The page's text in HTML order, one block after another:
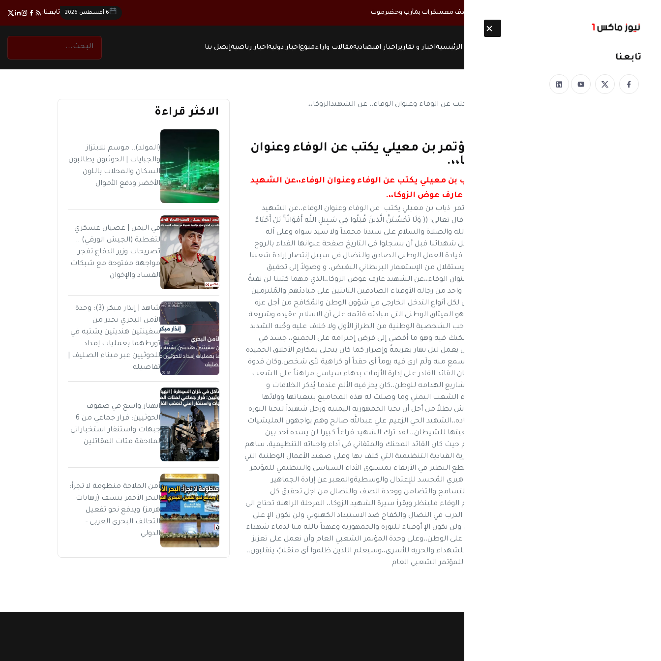
6 أغسطس 2026 تابعنا:
الرئيسيةاخبار و تقاريراخبار اقتصاديةمقالات واراءمنوعاخبار دوليةاخبار رياضيةإتصل بنا
تابعنا
عضوا الهيئة الوزارية للمؤتمر بن معيلي يكتب عن الوفاء وعنوان
الوفاء،، عن الشهيدالزوكا،،.
عضوا الهيئة الوزارية للمؤتمر ذياب بن معيلي يكتب عن الوفاء وعنوان الوفاء،،عن الشهيد
عارف عوض الزوكا،،.
نيوز ماكس ون/ عضوا الهيئة الوزارية للمؤتمر ذياب بن معيلي يكتب عن الوفاء وعنوان الوفاء،،عن الشهيد
عارف عوض الزوكا،، بسم الله الرحمن الرحيم قال تعالى: (( وَلَا تَحْسَُبَنَّ الَّذِينَ قُتِلُوا فِي سَبِيلِ اللَّهِ أَمْوَاتًا ۚ بَلْ أَحْيَاءٌ
عِندَ رَبِّهِمْ يُرْزَقُون )) صدق الله العظيم الحمدلله والصلاة والسلام على سيدنا محمداً ولا سيد سواه وعلى آله
الطيبين الطاهرين وأصحابه أجمعين،، لم يرحل شهدائنا قبل أن يسجلوا في التاريخ صفحة عنوانها الفداء بالروح
وبالدم،،خطوا سطورها بحياةًُ حافلة بتوليهم قيادة العمل الوطني الصادق والنضال في سبيل إنتصار إرادة شعبنا
في الحرية والإنعتاق من الإستبداد الإمامي والإستقلال من الإستعمار البريطاني البغيض، و وصولاً إلى تحقيق
الوحدة اليمنية الخالدة،، نتحدث عن الوفاء وعنوان الوفاء،،عن الشهيد عارف عوض الزوكا،،الذي مهما كتبنا لن نفيةُ
حقة في هذا المقال أو غيره،،لقد خسر الوطن واحد من رجاله الأوفياء الصادقين الثابتين على مبادئهم والمُلتزمين
بقضايا الوطن و السيادة والإستقلال الرافض لكل أنواع التدخل الخارجي في شؤون الوطن والمُكافح من أجل عزة
الشعب وكرامته.،فشعاره الفكري والنظري هو الميثاق الوطني التي مبادئه قائمه على أن الاسلام عقيده وشريعة
وولائه لله ثم للوطن والشعب، لم يموت صاحب الشخصية الوطنية من الطراز الأول ولا خلاف عليه وحُبه الشديد
للوطن أمراً لايمكن إنكاره من الجميع أو التشكيك فيه وهو ما أفضى إلى فرض إحترامه على الجميع،، جسد في
شخصيته القائد والأخ الأكبر الذي لايكل ولايمل يعمل ليل نهار بعزيمةً وإصرار كما كان يتحلى بمكارم الأخلاق الحميده
والقيم الأنسانيه،، عرفته مُنذُ زمناً طويل لم أسمع منه ولَم ارى فيه يوماً أي حقداً أو كراهية لأي شخص،وكان قدوة
في العفو والتسامح والمعامله الحسنة،،فكان القائد القادر على إدارة الأزمات بدهاء سياسي مراهناً على الشعب
اليمني الذي سيلفض التطرف والإرهاب والمشاريع الهدامه للوطن،،كان يحز فيه الألم عندما يُذكر الخلافات و
التمزق و الانحياز لهذه الأفكار الدخيله بين أبناء الشعب اليمني وما وصلت له هذه المجاميع بتبعياتها وولائها
لجهاتً دوليه وتخليها عن ولائها الوطني،، عاش بطلاً من أجل أن تحيا الجمهورية اليمنية ورحل شهيداً لتحيا الثورة
والجمهورية وأختار ان يُلازم رفيق دربه بالشهاده،،الشهيد الحي الزعيم علي عبدالله صالح وهم يواجهون المليشيات
الرجعيه التي تجردت من وطنيتها وأعلنت تبعيتها للشيطان،، لقد ترك الشهيد فراغاً كبيرا لن يسده أحد بين
أعضاء وكوادر وهيئات المؤتمر الشعبي العام حيث كان القائد المحنك والمتفاني في أداء واجباته التنظيمية، ساهم
في تحقيق النجاحات على صعيد الأعمال الإدارية القيادية التنظيمية التي كلف بها وعلى صعيد الأعمال الوطنية التي
بادر بها،وأسهم بفعالية كبيرة وبحماس منقطع النظير في الأرتقاء بمستوى الأداء السياسي والتنظيمي للمؤتمر
الشعبي العام ذلك التنظيم السياسي الجماهيري المُجسد للإعتدال والوسطيةوالمعبر عن إرادة الجماهير
وتطلعاتهم في حياة كريمة وآمنة، يسودها التسامح والتضامن ووحدة الصف والنضال من اجل تحقيق كل
الأهداف الوطنية المنشودة. من أراد أن يتعلم الوفاء فلينظر ويقرأ سيرة الشهيد الزوكا،، المرحلة الراهنة تحتاج الى
إعداد العُدة للتصدي لاعداء الوطن ومواصلة الدرب في النضال والكفاح ضد الاستبداد الكهنوتي ولن نكون الإ على
نهج الشهيد الزعيم والشهيد الأمين الصادق ولن نكون الإ أوفياء للثورة والجمهورية وعهداً بالله منا لدماء شهداء
سبتمبر وديسمبر وأكتوبر أن نكون محافظين على الوطن،،وعلى وحدة المؤتمر الشعبي العام وأن نعمل على تعزيز
لُحمة وتلاحم المؤتمر قيادةً وشعباً،، الرحمه للشهداء والحريه للأسرى،،وسيعلم اللذين ظلموا اَي منقلبً ينقلبون،،
ذياب محسن بن معيلي عضو الهيئة الوزارية للمؤتمر الشعبي العام
الاكثر قراءة
(المولد).. موسم للابتزاز
والجبايات | الحوثيون يطالبون
السكان والمحلات باللون
الأخضر ودفع الأموال
في اليمن | عصيان عسكري
لتغطية (الجيش الورقي) ..
تصريحات وزير الدفاع تفجر
مواجهة مفتوحة مع شبكات
الفساد والإخوان
شاهد | إنذار مبكر (3): وحدة
الأمن البحري تحذر من
سفينتين هنديتين يشتبه في
تورطهما بعمليات إمداد
للحوثيين عبر ميناء الصليف |
تفاصيله
انهيار واسع في صفوف
الحوثيين: فرار جماعي من 6
جبهات واستنفار استخباراتي
لملاحقة مئات المقاتلين
أمن الملاحة منظومة لا تجزأ:
البحر الأحمر ينسف (رهانات
هرمز) ويدفع نحو تفعيل
التحالف البحري العربي -
الدولي